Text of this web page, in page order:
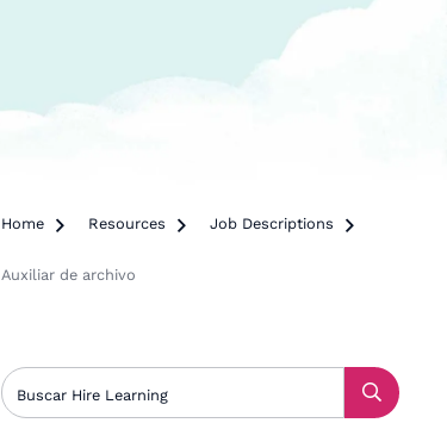
Home  Resources  Job Descriptions 
Auxiliar de archivo